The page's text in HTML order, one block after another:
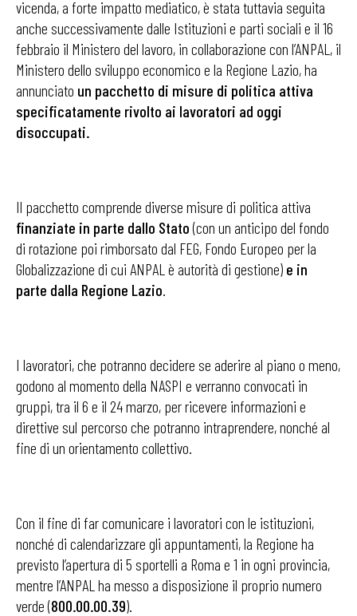
vicenda, a forte impatto mediatico, è stata tuttavia seguita
anche successivamente dalle Istituzioni e parti sociali e il 16
febbraio il Ministero del lavoro, in collaborazione con l’ANPAL, il
Ministero dello sviluppo economico e la Regione Lazio, ha
annunciato un pacchetto di misure di politica attiva
specificatamente rivolto ai lavoratori ad oggi
disoccupati.
Il pacchetto comprende diverse misure di politica attiva
finanziate in parte dallo Stato(con un anticipo del fondo
di rotazione poi rimborsato dal FEG, Fondo Europeo per la
Globalizzazione di cui ANPAL è autorità di gestione) e in
parte dalla Regione Lazio.
I lavoratori, che potranno decidere se aderire al piano o meno,
godono al momento della NASPI e verranno convocati in
gruppi, tra il 6 e il 24 marzo, per ricevere informazioni e
direttive sul percorso che potranno intraprendere, nonché al
fine di un orientamento collettivo.
Con il fine di far comunicare i lavoratori con le istituzioni,
nonché di calendarizzare gli appuntamenti, la Regione ha
previsto l’apertura di 5 sportelli a Roma e 1 in ogni provincia,
mentre l’ANPAL ha messo a disposizione il proprio numero
verde (800.00.00.39).